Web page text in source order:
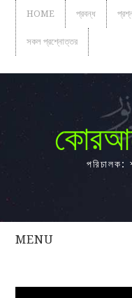
HOME প্রবন্ধ
সকল প্রশ্নোত্তর
পরিচালক:
MENU
সকল